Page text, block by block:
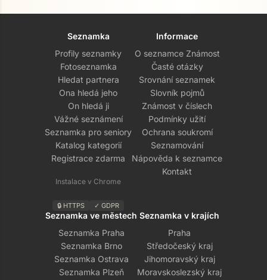
Seznamka
Profily seznamky
Fotoseznamka
Hledat partnera
Ona hledá jeho
On hledá ji
Vážné seznámení
Seznamka pro seniory
Katalog kategorií
Registrace zdarma
Instalace v Chrome
🔒 HTTPS ✓ GDPR
Informace
O seznamce Známost
Časté otázky
Srovnání seznamek
Slovník pojmů
Známost v číslech
Podmínky užití
Ochrana soukromí
Seznamování
Nápověda k seznamce
Kontakt
Seznamka ve městech
Seznamka Praha
Seznamka Brno
Seznamka Ostrava
Seznamka Plzeň
Seznamka v krajích
Praha
Středočeský kraj
Jihomoravský kraj
Moravskoslezský kraj